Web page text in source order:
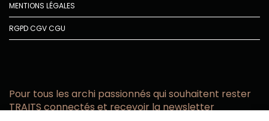
MENTIONS LÉGALES
RGPDCGVCGU
Pour tous les archi passionnés qui souhaitent rester
TRAITS connectés et recevoir la newsletter